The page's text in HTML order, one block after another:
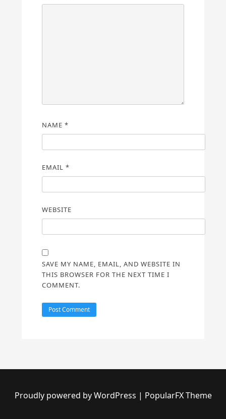
NAME *
EMAIL *
WEBSITE
SAVE MY NAME, EMAIL, AND WEBSITE IN
THIS BROWSER FOR THE NEXT TIME I
COMMENT.
Proudly powered by WordPress | PopularFX Theme